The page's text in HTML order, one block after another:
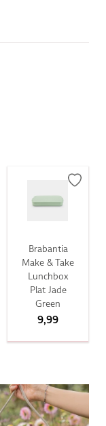
Brabantia
Make & Take
Lunchbox
Plat Jade
Green
9,99